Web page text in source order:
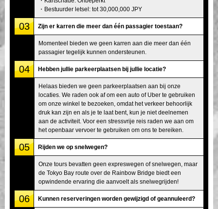
・Bestuurder letsel: tot 30,000,000 JPY
03 Zijn er karren die meer dan één passagier toestaan?
Momenteel bieden we geen karren aan die meer dan één
passagier tegelijk kunnen ondersteunen.
04 Hebben jullie parkeerplaatsen bij jullie locatie?
Helaas bieden we geen parkeerplaatsen aan bij onze
locaties. We raden ook af om een auto of Uber te gebruiken
om onze winkel te bezoeken, omdat het verkeer behoorlijk
druk kan zijn en als je te laat bent, kun je niet deelnemen
aan de activiteit. Voor een stressvrije reis raden we aan om
het openbaar vervoer te gebruiken om ons te bereiken.
05 Rijden we op snelwegen?
Onze tours bevatten geen expreswegen of snelwegen, maar
de Tokyo Bay route over de Rainbow Bridge biedt een
opwindende ervaring die aanvoelt als snelwegrijden!
06 Kunnen reserveringen worden gewijzigd of geannuleerd?